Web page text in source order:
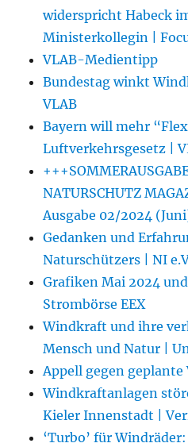
widerspricht Habeck
Ministerkollegin |
VLAB-Medientipp
Bundestag winkt
VLAB
Bayern will mehr
Luftverkehrsgesetz |
NATURSCHUTZ
Ausgabe 02/2024
Gedanken und
Naturschützers | NI
Grafiken Mai 2024
Strombörse EEX
Windkraft und ihre
Mensch und Natur |
Appell gegen
Windkraftanlagen
Kieler Innenstadt |
‘Turbo’ für